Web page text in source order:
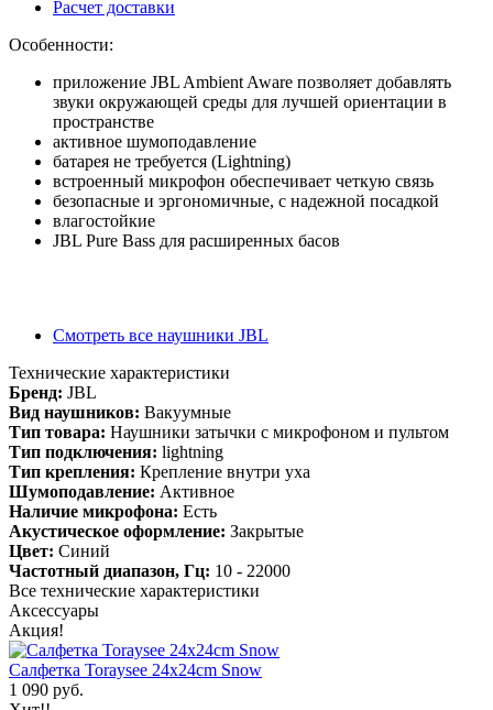
Расчет доставки
Особенности:
приложение JBL Ambient Aware позволяет добавлять
звуки окружающей среды для лучшей ориентации в
пространстве
активное шумоподавление
батарея не требуется (Lightning)
встроенный микрофон обеспечивает четкую связь
безопасные и эргономичные, с надежной посадкой
влагостойкие
JBL Pure Bass для расширенных басов
Смотреть все наушники JBL
Технические характеристики
Бренд: JBL
Вид наушников: Вакуумные
Тип товара: Наушники затычки с микрофоном и пультом
Тип подключения: lightning
Тип крепления: Крепление внутри уха
Шумоподавление: Активное
Наличие микрофона: Есть
Акустическое оформление: Закрытые
Цвет: Синий
Частотный диапазон, Гц: 10 - 22000
Все технические характеристики
Аксессуары
Акция!
Салфетка Toraysee 24x24cm Snow
1 090 руб.